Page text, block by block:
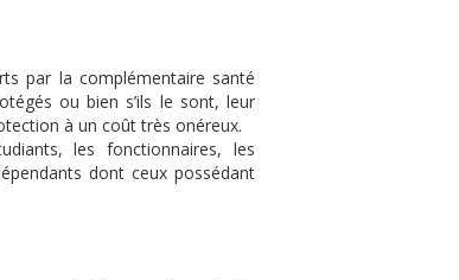
par la complémentaire santé
ou bien s’ils le sont, leur
à un coût très onéreux.
les fonctionnaires, les
dont ceux possédant